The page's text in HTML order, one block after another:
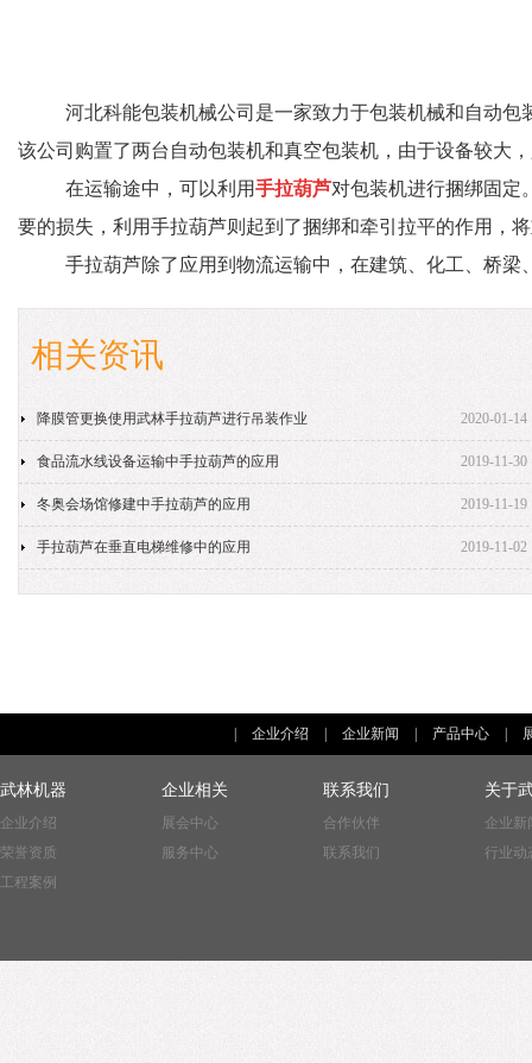
河北科能包装机械公司是一家致力于包装机械和自动包
该公司购置了两台自动包装机和真空包装机，由于设备较大
在运输途中，可以利用手拉葫芦对包装机进行捆绑固定
要的损失，利用手拉葫芦则起到了捆绑和牵引拉平的作用，
手拉葫芦除了应用到物流运输中，在建筑、化工、桥
相关资讯
降膜管更换使用武林手拉葫芦进行吊装作业 2020-01-14
食品流水线设备运输中手拉葫芦的应用 2019-11-30
冬奥会场馆修建中手拉葫芦的应用 2019-11-19
手拉葫芦在垂直电梯维修中的应用 2019-11-02
| 企业介绍 | 企业新闻 | 产品中心 |
武林机器
企业介绍
荣誉资质
工程案例
企业相关
展会中心
服务中心
联系我们
合作伙伴
联系我们
关于
企业新
行业动